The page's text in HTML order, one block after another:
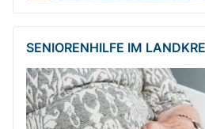
SENIORENHILFE IM